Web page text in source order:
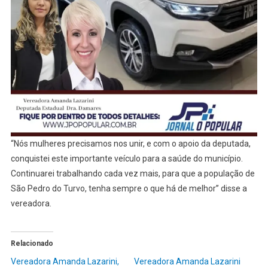
“Nós mulheres precisamos nos unir, e com o apoio da deputada,
conquistei este importante veículo para a saúde do município.
Continuarei trabalhando cada vez mais, para que a população de
São Pedro do Turvo, tenha sempre o que há de melhor” disse a
vereadora.
Relacionado
Vereadora Amanda Lazarini,
Vereadora Amanda Lazarini